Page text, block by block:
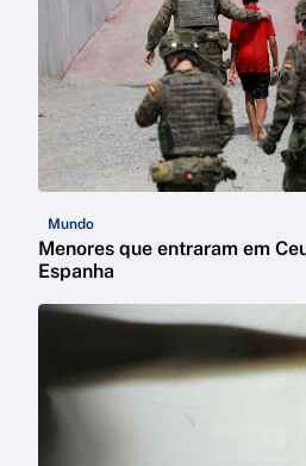
Mundo
Menores que entraram em
Espanha